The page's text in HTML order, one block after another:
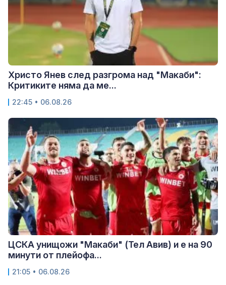
Христо Янев след разгрома над "Макаби":
Критиките няма да ме...
22:45 • 06.08.26
ЦСКА унищожи "Макаби" (Тел Авив) и е на 90
минути от плейофа...
21:05 • 06.08.26